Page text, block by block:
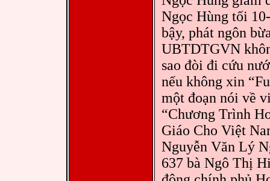
Ngọc Hùng tối
bậy, phát ngôn
UBTDTGVN
sao đòi đi cứu
nếu không xin
một đoạn nói về
“Chương Trình
Giáo Cho Việt
Nguyễn Văn Lý
637 bà Ngô Thị